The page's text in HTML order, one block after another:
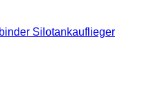
Silotankauflieger